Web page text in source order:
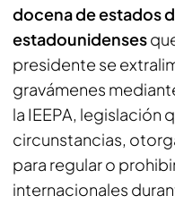
docena de estados
estadounidenses
presidente se
gravámenes
la IEEPA, legislación
circunstancias,
para regular o
internacionales